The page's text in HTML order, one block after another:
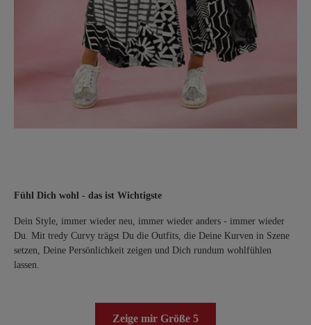
Fühl Dich wohl - das ist Wichtigste
Dein Style, immer wieder neu, immer wieder anders - immer wieder
Du. Mit tredy Curvy trägst Du die Outfits, die Deine Kurven in Szene
setzen, Deine Persönlichkeit zeigen und Dich rundum wohlfühlen
lassen.
Zeige mir Größe 5